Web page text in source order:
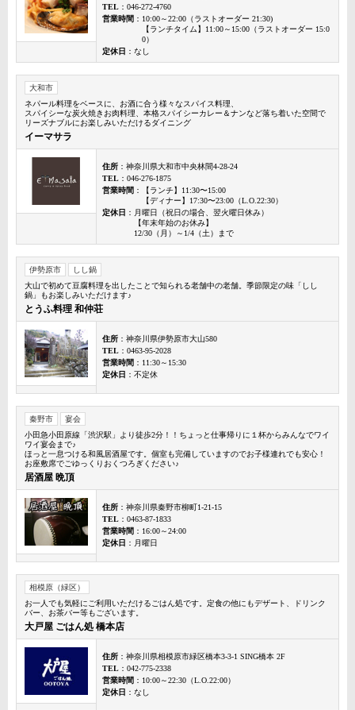
TEL ：046-272-4760
営業時間 ：10:00～22:00（ラストオーダー 21:30)
【ランチタイム】11:00～15:00（ラストオーダー 15:0
0）
定休日 ：なし
大和市
ネパール料理をベースに、お酒に合う様々なスパイス料理、
スパイシーな炭火焼きお肉料理、本格スパイシーカレー＆ナンなど落ち着いた空間で
リーズナブルにお楽しみいただけるダイニング
イーマサラ
住所 ：神奈川県大和市中央林間4-28-24
TEL ：046-276-1875
営業時間 ：【ランチ】11:30〜15:00
【ディナー】17:30〜23:00（L.O.22:30）
定休日 ：月曜日（祝日の場合、翌火曜日休み）
【年末年始のお休み】
12/30（月）～1/4（土）まで
伊勢原市
しし鍋
大山で初めて豆腐料理を出したことで知られる老舗中の老舗。季節限定の味「しし
鍋」もお楽しみいただけます♪
とうふ料理 和仲荘
住所 ：神奈川県伊勢原市大山580
TEL ：0463-95-2028
営業時間 ：11:30～15:30
定休日 ：不定休
秦野市
宴会
小田急小田原線「渋沢駅」より徒歩2分！！ちょっと仕事帰りに１杯からみんなでワイ
ワイ宴会まで♪
ほっと一息つける和風居酒屋です。個室も完備していますのでお子様連れでも安心！
お座敷席でごゆっくりおくつろぎください♪
居酒屋 晩頂
住所 ：神奈川県秦野市柳町1-21-15
TEL ：0463-87-1833
営業時間 ：16:00～24:00
定休日 ：月曜日
相模原（緑区）
お一人でも気軽にご利用いただけるごはん処です。定食の他にもデザート、ドリンク
バー、お茶バー等もございます。
大戸屋 ごはん処 橋本店
住所 ：神奈川県相模原市緑区橋本3-3-1 SING橋本 2F
TEL ：042-775-2338
営業時間 ：10:00～22:30（L.O.22:00）
定休日 ：なし